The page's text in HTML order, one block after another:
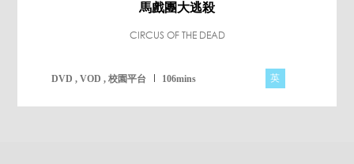
馬戲團大逃殺
CIRCUS OF THE DEAD
DVD , VOD , 校園平台 106mins 英